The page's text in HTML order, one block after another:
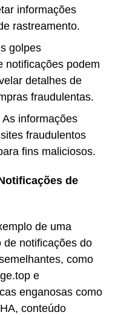
informações
rastreamento.
golpes
notificações podem
detalhes de
fraudulentas.
As informações
fraudulentos
fins maliciosos.
de
de uma
de notificações do
como
e
enganosas como
conteúdo